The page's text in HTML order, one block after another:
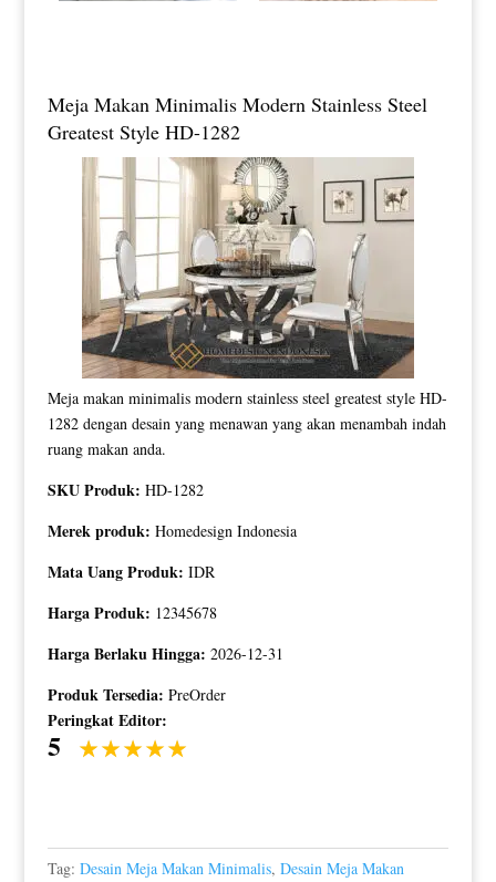
Meja Makan Minimalis Modern Stainless Steel
Greatest Style HD-1282
Meja makan minimalis modern stainless steel greatest style HD-
1282 dengan desain yang menawan yang akan menambah indah
ruang makan anda.
SKU Produk: HD-1282
Merek produk: Homedesign Indonesia
Mata Uang Produk: IDR
Harga Produk: 12345678
Harga Berlaku Hingga: 2026-12-31
Produk Tersedia: PreOrder
Peringkat Editor:
5
Tag: Desain Meja Makan Minimalis, Desain Meja Makan